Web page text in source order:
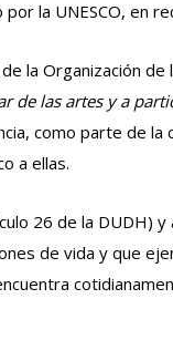
la UNESCO, en
la Organización
las artes y a
como parte de
a ellas.
26 de la DUDH)
de vida y que